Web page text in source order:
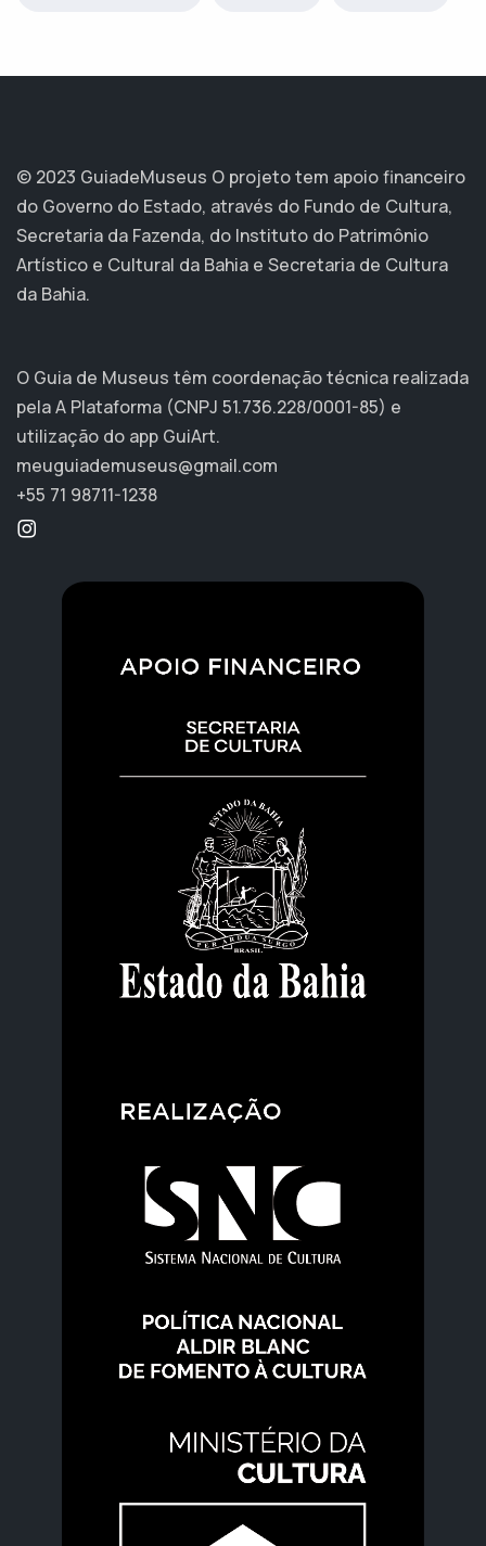
© 2023 GuiadeMuseus O projeto tem apoio financeiro
do Governo do Estado, através do Fundo de Cultura,
Secretaria da Fazenda, do Instituto do Patrimônio
Artístico e Cultural da Bahia e Secretaria de Cultura
da Bahia.
O Guia de Museus têm coordenação técnica realizada
pela A Plataforma (CNPJ 51.736.228/0001-85) e
utilização do app GuiArt.
meuguiademuseus@gmail.com
+55 71 98711-1238